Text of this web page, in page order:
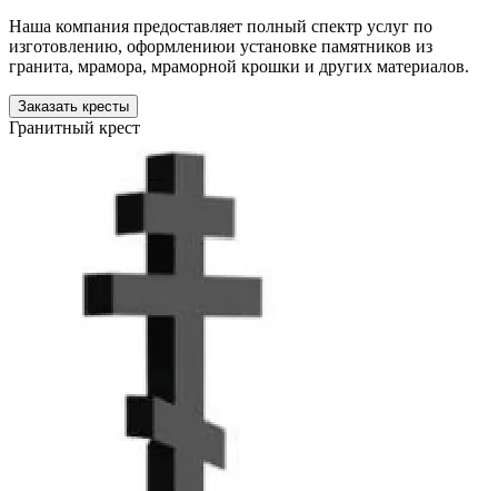
Наша компания предоставляет полный спектр услуг по
изготовлению, оформлениюи установке памятников из
гранита, мрамора, мраморной крошки и других материалов.
Заказать кресты
Гранитный крест